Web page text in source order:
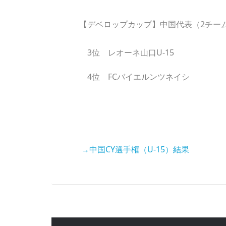
【デベロップカップ】中国代表（2チー
3位 レオーネ山口U-15
4位 FCバイエルンツネイシ
→中国CY選手権（U-15）結果